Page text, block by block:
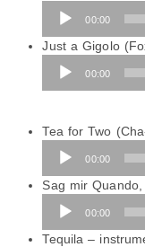
Audio-
Player
00:00
Just a Gigolo
Audio-
Player
00:00
Tea for Two
Audio-
Player
00:00
Sag mir
Audio-
Player
00:00
Tequila –